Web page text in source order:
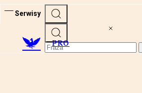
Serwisy
PRO